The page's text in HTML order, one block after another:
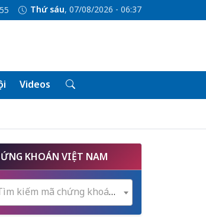
Thứ sáu, 07/08/2026 - 06:37
Videos
KHOÁN VIỆT NAM
Tìm kiếm mã chứng khoán...